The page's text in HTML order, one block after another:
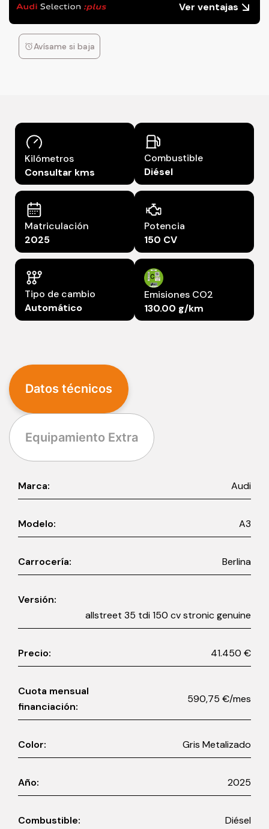
Ver ventajas
Avísame si baja
Kilómetros
Consultar kms
Combustible
Diésel
Matriculación
2025
Potencia
150 CV
Tipo de cambio
Automático
Emisiones CO2
130.00 g/km
Datos técnicos
Equipamiento Extra
Marca: Audi
Modelo: A3
Carrocería: Berlina
Versión:
allstreet 35 tdi 150 cv stronic genuine
Precio: 41.450 €
Cuota mensual
financiación:
590,75 €/mes
Color: Gris Metalizado
Año: 2025
Combustible: Diésel